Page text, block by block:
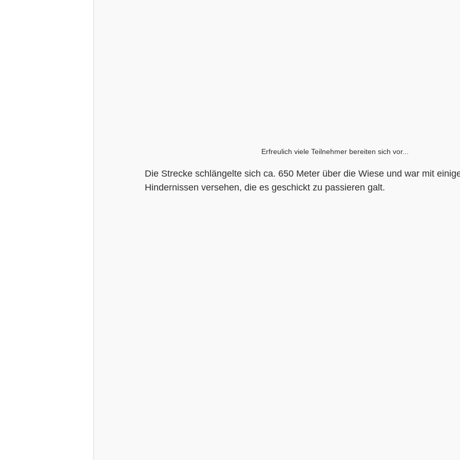
Erfreulich viele Teilnehmer bereiten sich vor...
Die Strecke schlängelte sich ca. 650 Meter über die Wiese und war mit
Hindernissen versehen, die es geschickt zu passieren galt.